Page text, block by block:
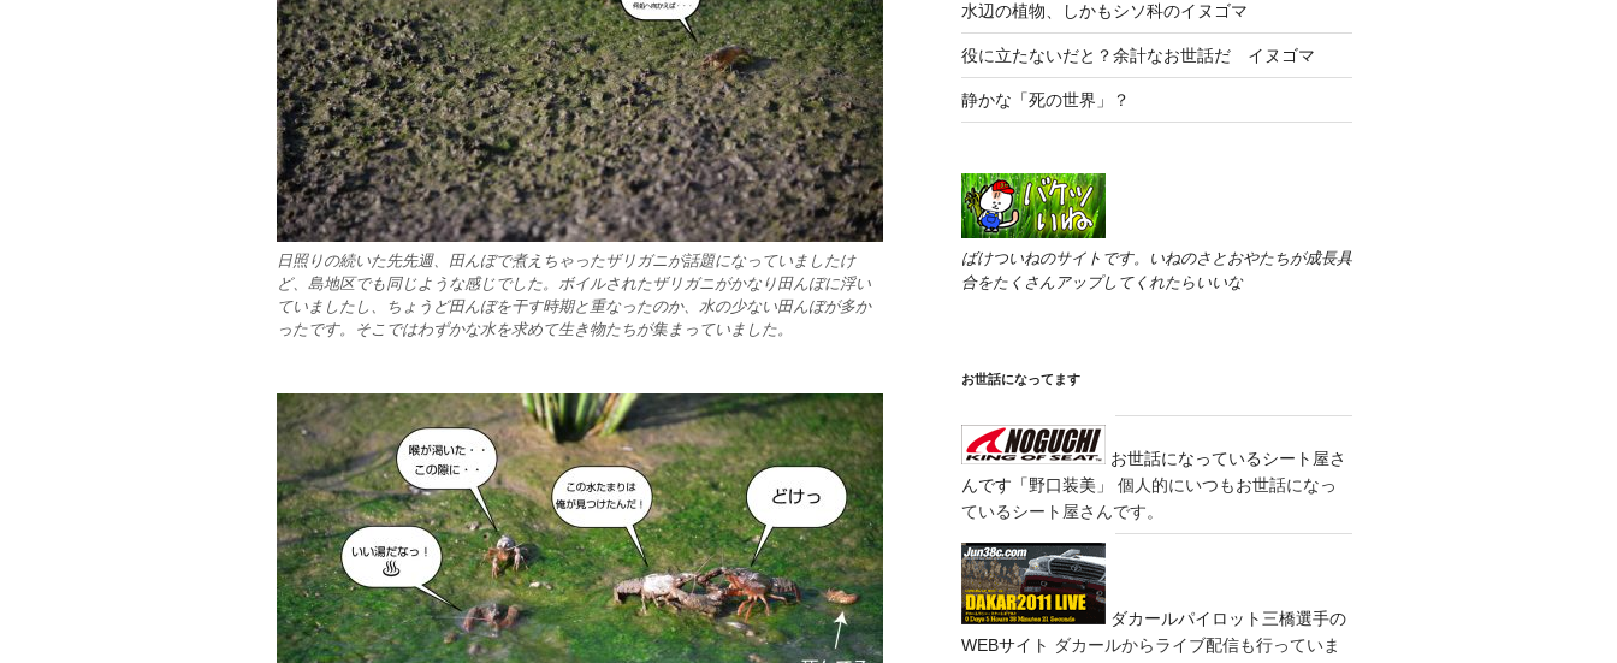
日照りの続いた先先週、田んぼで煮えちゃったザリガニが話題になっていましたけ
ど、島地区でも同じような感じでした。ボイルされたザリガニがかなり田んぼに浮い
ていましたし、ちょうど田んぼを干す時期と重なったのか、水の少ない田んぼが多か
ったです。そこではわずかな水を求めて生き物たちが集まっていました。
水辺の植物、しかもシソ科のイヌゴマ
役に立たないだと？余計なお世話だ イヌゴマ
静かな「死の世界」？
ばけついねのサイトです。いねのさとおやたちが成長具
合をたくさんアップしてくれたらいいな
お世話になってます
お世話になっているシート屋さ
んです「野口装美」
個人的にいつもお世話になっ
ているシート屋さんです。
ダカールパイロット三橋選手の
WEBサイト ダカールからライブ配信も行っていま